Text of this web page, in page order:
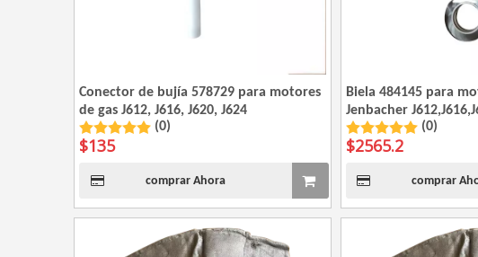
Conector de bujía 578729 para motores
de gas J612, J616, J620, J624
(0)
$135
comprar Ahora
Biela 484145 para
Jenbacher
362860,9025384
(0)
$2565.2
comprar